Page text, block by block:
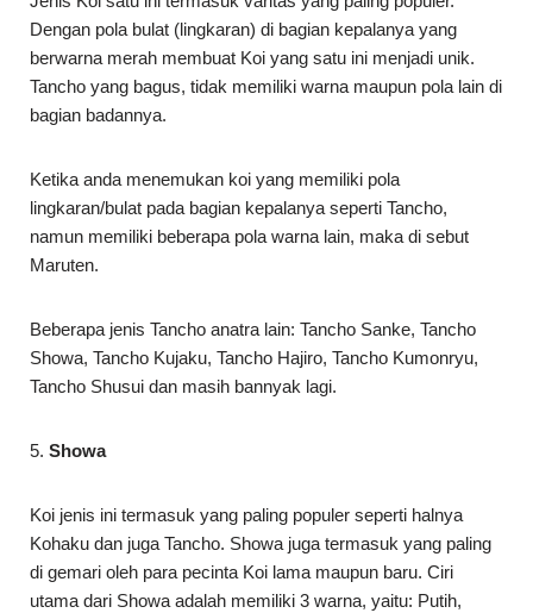
Dengan pola bulat (lingkaran) di bagian kepalanya yang
berwarna merah membuat Koi yang satu ini menjadi unik.
Tancho yang bagus, tidak memiliki warna maupun pola lain di
bagian badannya.
Ketika anda menemukan koi yang memiliki pola
lingkaran/bulat pada bagian kepalanya seperti Tancho,
namun memiliki beberapa pola warna lain, maka di sebut
Maruten.
Beberapa jenis Tancho anatra lain: Tancho Sanke, Tancho
Showa, Tancho Kujaku, Tancho Hajiro, Tancho Kumonryu,
Tancho Shusui dan masih bannyak lagi.
5. Showa
Koi jenis ini termasuk yang paling populer seperti halnya
Kohaku dan juga Tancho. Showa juga termasuk yang paling
di gemari oleh para pecinta Koi lama maupun baru. Ciri
utama dari Showa adalah memiliki 3 warna, yaitu: Putih,